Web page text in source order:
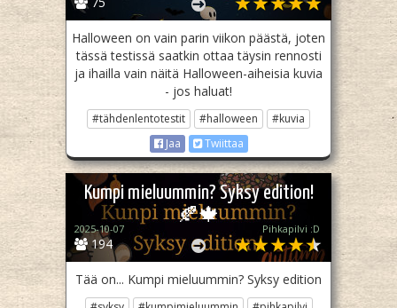
Halloween on vain parin viikon päästä, joten
tässä testissä saatkin ottaa täysin rennosti
ja ihailla vain näitä Halloween-aiheisia kuvia
- jos haluat!
#tähdenlentotestit #halloween
#kuvia
Jaa
Twiittaa
Kumpi mieluummin? Syksy edition!
🍂🍁
194
2025-10-07 Pihkapilvi :D
Tää on... Kumpi mieluummin? Syksy edition